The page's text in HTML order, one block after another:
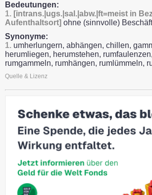
Bedeutungen:
1. [intrans.|ugs.|sal.|abw.|ft=meist in
Aufenthaltsort] ohne (sinnvolle)
Synonyme:
1. umherlungern, abhängen, chillen,
herumliegen, herumstehen,
rumgammeln, rumhängen, rumlümmeln,
Quelle & Lizenz